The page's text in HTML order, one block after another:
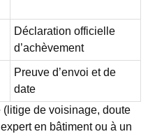
Déclaration officielle
d’achèvement
Preuve d’envoi et de
date
de voisinage, doute
en bâtiment ou à un